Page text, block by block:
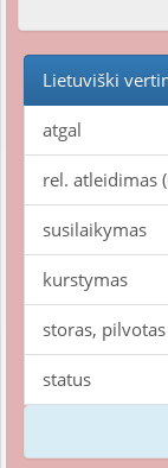
Lietuviški
atgal
rel. atleidimas
susilaikymas
kurstymas
storas, pilvotas
status